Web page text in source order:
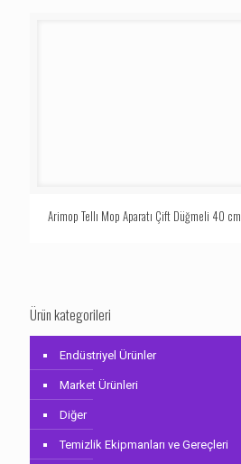
Arimop Tellı Mop Aparatı Çift Düğmeli 40 cm
Ürün kategorileri
Endüstriyel Ürünler
Market Ürünleri
Diğer
Temizlik Ekipmanları ve Gereçleri